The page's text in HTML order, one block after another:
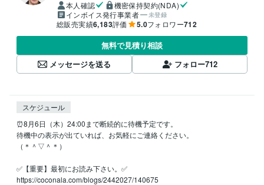
本人確認
機密保持契約(NDA)
インボイス発行事業者
未登録
総販売実績6,183評価 5.0フォロワー712
無料で見積り相談
メッセージを送る
フォロー712
スケジュール
⏰8月6日（木）24:00まで断続的に待機予定です。
待機中の表示が出ていれば、お気軽にご連絡ください。
（＊＾▽＾＊）
✅【重要】最初にお読み下さい。✅
https://coconala.com/blogs/2442027/140675